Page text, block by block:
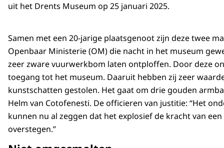
uit het Drents Museum op 25 januari 2025.
Samen met een 20-jarige plaatsgenoot zijn deze twee
Openbaar Ministerie (OM) die nacht in het museum
zeer zware vuurwerkbom laten ontploffen. Door deze
toegang tot het museum. Daaruit hebben zij zeer
kunstschatten gestolen. Het gaat om drie gouden
Helm van Cotofenesti. De officieren van justitie: “Het
kunnen nu al zeggen dat het explosief de kracht van
overstegen.”